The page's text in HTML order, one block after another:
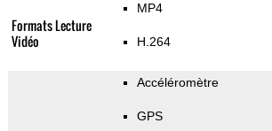
Formats Lecture
Vidéo
MP4
H.264
Accéléromètre
GPS